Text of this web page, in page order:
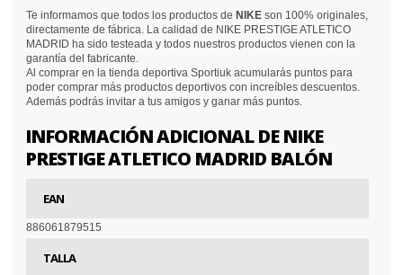
Te informamos que todos los productos de NIKE son 100% originales,
directamente de fábrica. La calidad de NIKE PRESTIGE ATLETICO
MADRID ha sido testeada y todos nuestros productos vienen con la
garantía del fabricante.
Al comprar en la tienda deportiva Sportiuk acumularás puntos para
poder comprar más productos deportivos con increíbles descuentos.
Además podrás invitar a tus amigos y ganar más puntos.
INFORMACIÓN ADICIONAL DE NIKE
PRESTIGE ATLETICO MADRID BALÓN
EAN
886061879515
TALLA